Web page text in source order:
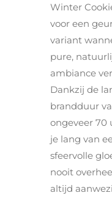
Winter
voor een
variant
pure,
ambiance
Dankzij de
brandduur
ongeveer 70
je lang van
sfeervolle
nooit
altijd